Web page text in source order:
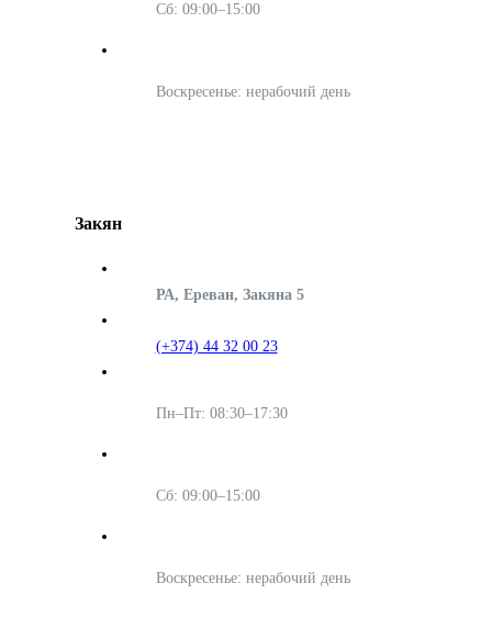
Сб: 09:00–15:00
Воскресенье: нерабочий день
Закян
РА, Ереван, Закяна 5
(+374) 44 32 00 23
Пн–Пт: 08:30–17:30
Сб: 09:00–15:00
Воскресенье: нерабочий день